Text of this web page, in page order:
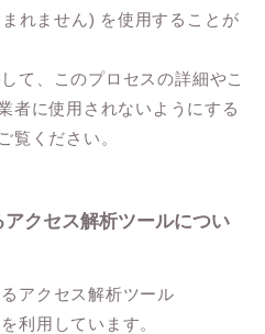
れません) を使用することが
て、このプロセスの詳細やこ
者に使用されないようにする
覧ください。
クセス解析ツールについ
アクセス解析ツール
利用しています。